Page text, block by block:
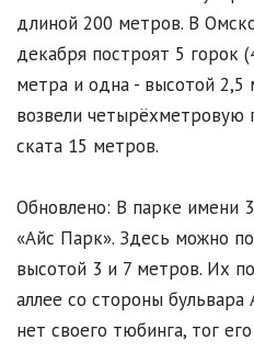
длиной 200 метров. В
декабря построят 5 горок
метра и одна - высотой 2,5
возвели четырёхметровую
ската 15 метров.
Обновлено: В парке имени
«Айс Парк». Здесь можно
высотой 3 и 7 метров. Их
аллее со стороны бульвара
нет своего тюбинга, тог